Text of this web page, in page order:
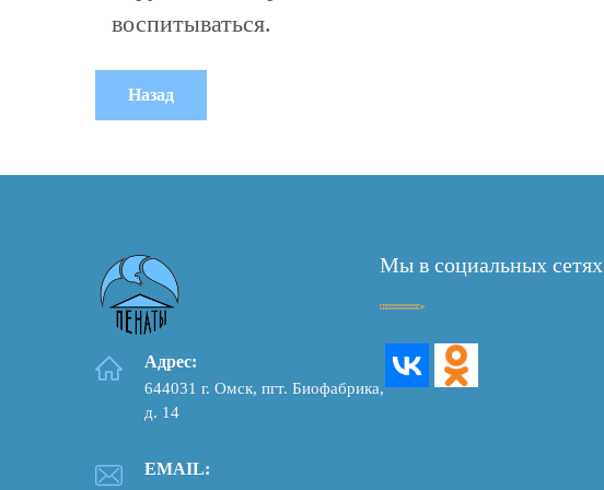
воспитываться.
Адрес:
644031 г. Омск, пгт. Биофабрика,
д. 14
EMAIL:
Мы в социальных сетях